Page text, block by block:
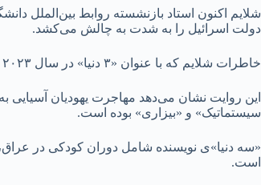
شلایم اکنون استاد بازنشسته روابط بین‌الملل
دولت اسرائیل را به شدت به چالش می‌کشد.
خاطرات شلایم که با عنوان «۳ دنیا» در سال ۲۰۲۳ منتشر شد، یکی از مشخص‌ترین آثار او در به چالش‌کشیدن «تاریخ مظلومیت اسرائیل» است.
این روایت نشان می‌دهد مهاجرت یهودیان آسیایی
سیستماتیک» و «بیزاری» بوده است.
«سه دنیا»ی نویسنده شامل دوران کودکی در
است.